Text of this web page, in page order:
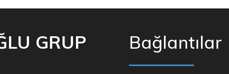
GRUP Bağlantılar